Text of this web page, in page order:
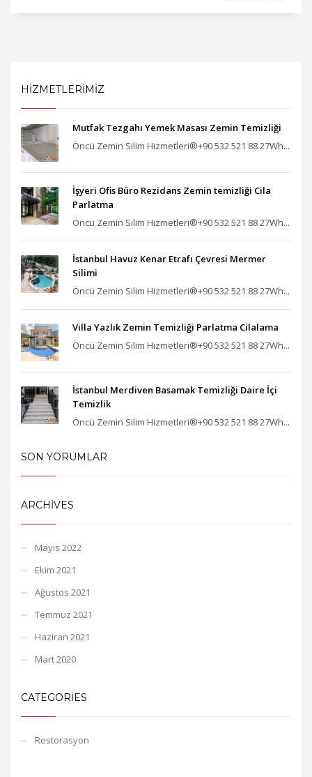
HİZMETLERİMİZ
Mutfak Tezgahı Yemek Masası Zemin Temizliği
Öncü Zemin Silim Hizmetleri®+90 532 521 88 27Wh...
İşyeri Ofis Büro Rezidans Zemin temizliği Cila
Parlatma
Öncü Zemin Silim Hizmetleri®+90 532 521 88 27Wh...
İstanbul Havuz Kenar Etrafı Çevresi Mermer
Silimi
Öncü Zemin Silim Hizmetleri®+90 532 521 88 27Wh...
Villa Yazlık Zemin Temizliği Parlatma Cilalama
Öncü Zemin Silim Hizmetleri®+90 532 521 88 27Wh...
İstanbul Merdiven Basamak Temizliği Daire İçi
Temizlik
Öncü Zemin Silim Hizmetleri®+90 532 521 88 27Wh...
SON YORUMLAR
ARCHIVES
Mayıs 2022
Ekim 2021
Ağustos 2021
Temmuz 2021
Haziran 2021
Mart 2020
CATEGORIES
Restorasyon